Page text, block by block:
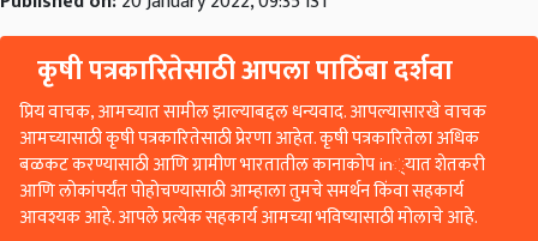
कृषी पत्रकारितेसाठी आपला पाठिंबा दर्शवा
प्रिय वाचक, आमच्यात सामील झाल्याबद्दल धन्यवाद. आपल्यासारखे वाचक
आमच्यासाठी कृषी पत्रकारितेसाठी प्रेरणा आहेत. कृषी पत्रकारितेला अधिक
बळकट करण्यासाठी आणि ग्रामीण भारतातील कानाकोप in्यात शेतकरी
आणि लोकांपर्यंत पोहोचण्यासाठी आम्हाला तुमचे समर्थन किंवा सहकार्य
आवश्यक आहे. आपले प्रत्येक सहकार्य आमच्या भविष्यासाठी मोलाचे आहे.